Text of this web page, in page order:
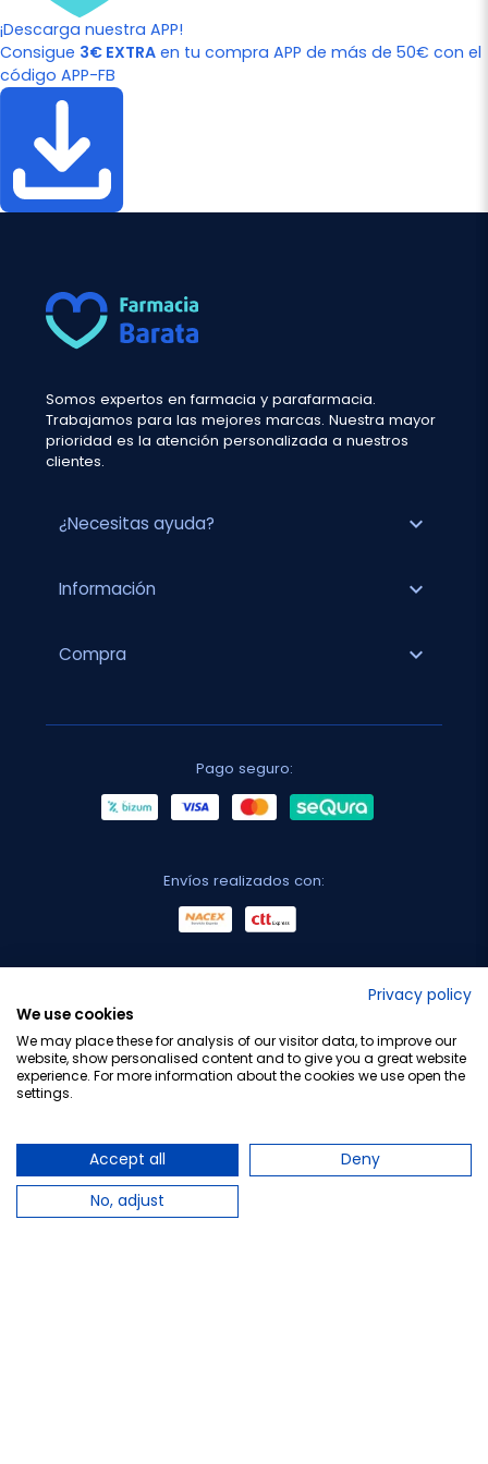
¡Descarga nuestra APP!
Consigue 3€ EXTRA en tu compra APP de más de 50€ con el
código APP-FB
Somos expertos en farmacia y parafarmacia.
Trabajamos para las mejores marcas. Nuestra mayor
prioridad es la atención personalizada a nuestros
clientes.
¿Necesitas ayuda? expand_more
Información expand_more
Compra expand_more
Pago seguro:
Envíos realizados con:
Privacy policy
We use cookies
We may place these for analysis of our visitor data, to improve our
website, show personalised content and to give you a great website
experience. For more information about the cookies we use open the
settings.
Accept all
Deny
No, adjust